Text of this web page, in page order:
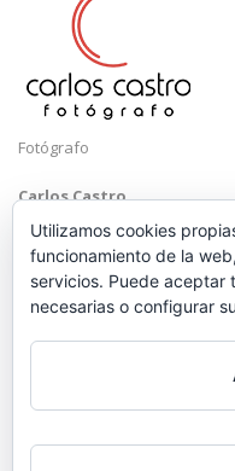
Fotógrafo
Carlos Castro
Málaga
Mobile: +34 652 83 71 98
Utilizamos cookies
funcionamiento de la
servicios. Puede aceptar
necesarias o configurar